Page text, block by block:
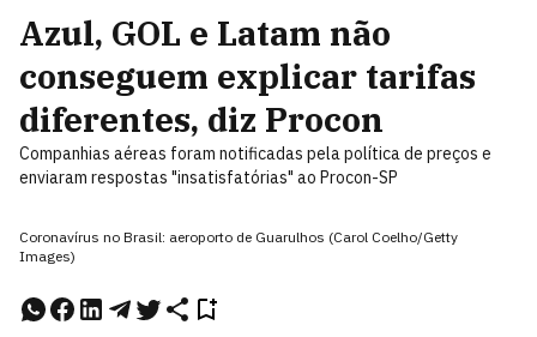
Azul, GOL e Latam não
conseguem explicar tarifas
diferentes, diz Procon
Companhias aéreas foram notificadas pela política de preços e
enviaram respostas "insatisfatórias" ao Procon-SP
Coronavírus no Brasil: aeroporto de Guarulhos (Carol Coelho/Getty
Images)